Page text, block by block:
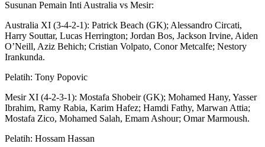
Susunan Pemain Inti Australia vs Mesir:
Australia XI (3-4-2-1): Patrick Beach (GK); Alessandro Circati,
Harry Souttar, Lucas Herrington; Jordan Bos, Jackson Irvine, Aiden
O’Neill, Aziz Behich; Cristian Volpato, Conor Metcalfe; Nestory
Irankunda.
Pelatih: Tony Popovic
Mesir XI (4-2-3-1): Mostafa Shobeir (GK); Mohamed Hany, Yasser
Ibrahim, Ramy Rabia, Karim Hafez; Hamdi Fathy, Marwan Attia;
Mostafa Zico, Mohamed Salah, Emam Ashour; Omar Marmoush.
Pelatih: Hossam Hassan